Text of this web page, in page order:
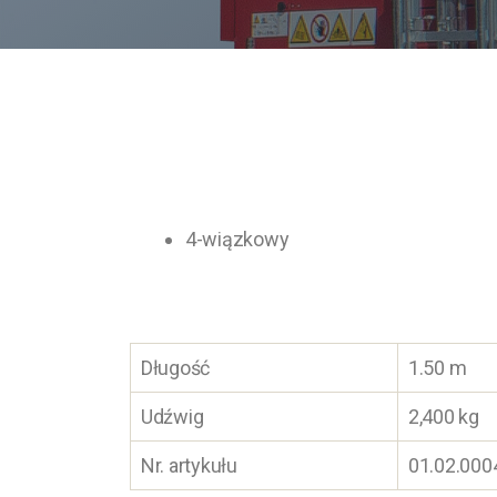
4-wiązkowy
Długość 1.50 m
Udźwig 2,400 kg
Nr. artykułu